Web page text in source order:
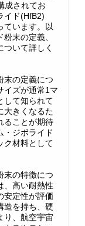
成されてお
イド(HfB2)
ています。以
末の定義、
いて詳しく
末の定義につ
イズが通常1マ
して知られて
大きくなるた
ることが期待
・ジボライド
ク材料として
末の特徴につ
、高い耐熱性
安定性が評価
造を持ち、硬
り、航空宇宙